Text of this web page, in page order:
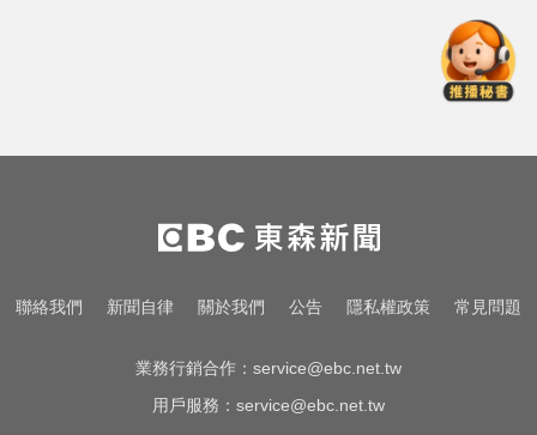
契機上看48000點
國巨狂瀉逾6成！高盛、花旗喊買進
專家揭背後真相
快訊／颱風假最新！全台9地達標
聯絡我們 新聞自律 關於我們 公告 隱私權政策 常見問題
業務行銷合作： service@ebc.net.tw
用戶服務： service@ebc.net.tw